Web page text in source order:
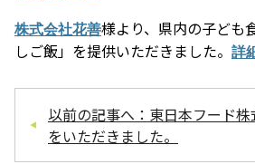
株式会社花善様より、県内の子ども
しご飯」を提供いただきました。 詳
以前の記事へ：東日本フード
をいただきました。